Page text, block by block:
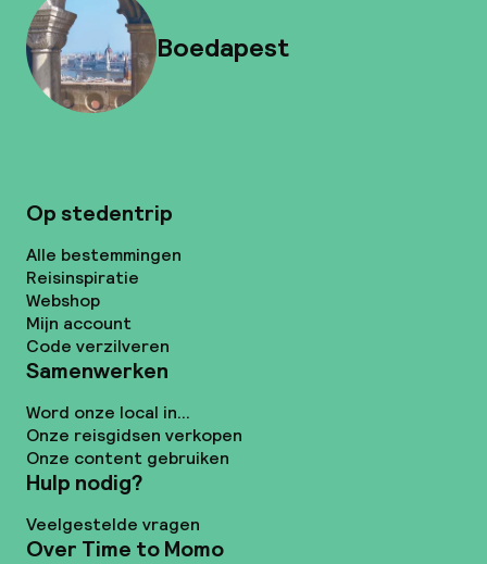
Boedapest
Op stedentrip
Alle bestemmingen
Reisinspiratie
Webshop
Mijn account
Code verzilveren
Samenwerken
Word onze local in...
Onze reisgidsen verkopen
Onze content gebruiken
Hulp nodig?
Veelgestelde vragen
Over Time to Momo